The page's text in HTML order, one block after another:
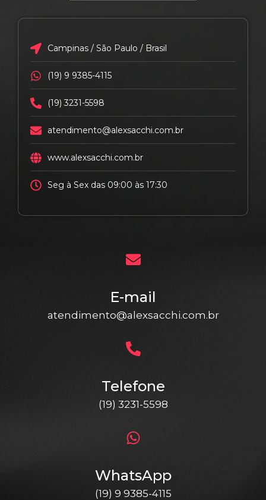
Campinas / São Paulo / Brasil
(19) 9 9385-4115
(19) 3231-5598
atendimento@alexsacchi.com.br
www.alexsacchi.com.br
Seg à Sex das 09:00 às 17:30
E-mail
atendimento@alexsacchi.com.br
Telefone
(19) 3231-5598
WhatsApp
(19) 9 9385-4115